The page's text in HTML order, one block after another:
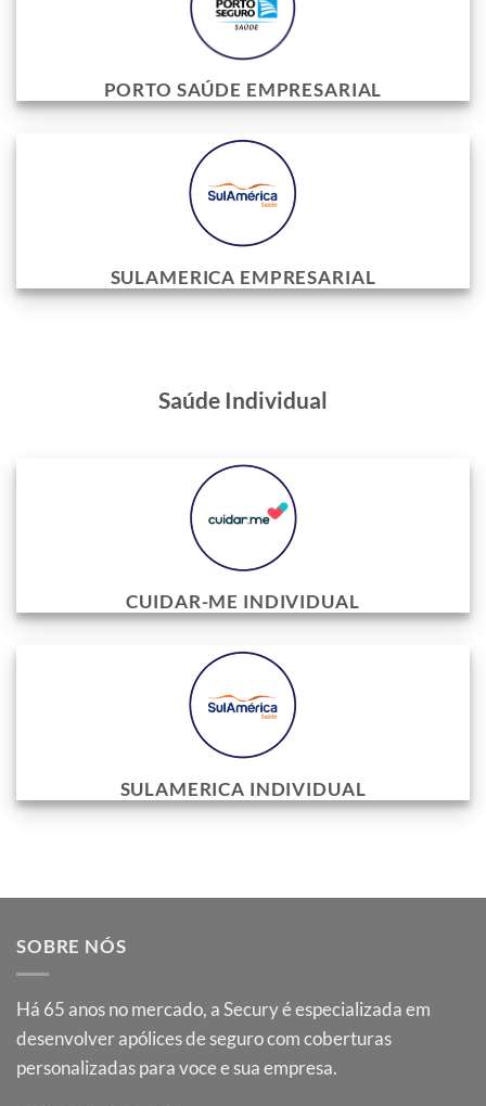
PORTO SAÚDE EMPRESARIAL
SULAMERICA EMPRESARIAL
Saúde Individual
CUIDAR-ME INDIVIDUAL
SULAMERICA INDIVIDUAL
SOBRE NÓS
Há 65 anos no mercado, a Secury é especializada em
desenvolver apólices de seguro com coberturas
personalizadas para voce e sua empresa.